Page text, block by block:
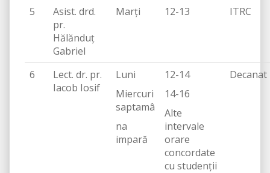
5
Asist. drd.
pr.
Hălănduț
Gabriel
Marți 12-13 ITRC
6
Lect. dr. pr.
Iacob Iosif
Luni
Miercuri
saptamâ
na
impară
12-14
14-16
Alte
intervale
orare
concordate
cu studenții
Decanat